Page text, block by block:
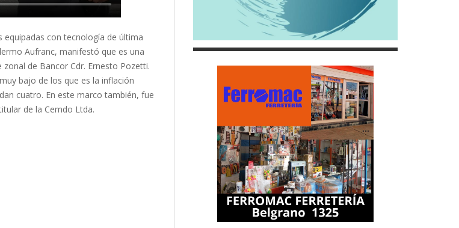
equipadas con tecnología de última
Aufranc, manifestó que es una
de Bancor Cdr. Ernesto Pozetti.
bajo de los que es la inflación
cuatro. En este marco también, fue
de la Cemdo Ltda.